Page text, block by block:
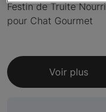
Festin de Truite
pour Chat Gourmet
Voir plus